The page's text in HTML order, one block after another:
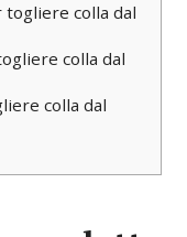
colla dal
colla dal
colla dal